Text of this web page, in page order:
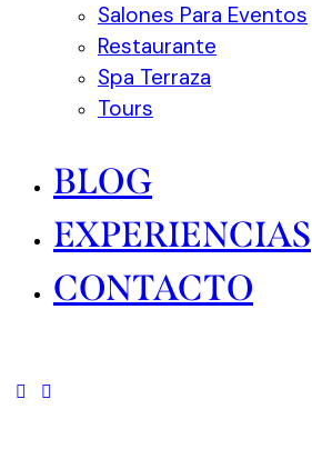
Salones Para Eventos
Restaurante
Spa Terraza
Tours
BLOG
EXPERIENCIAS
CONTACTO